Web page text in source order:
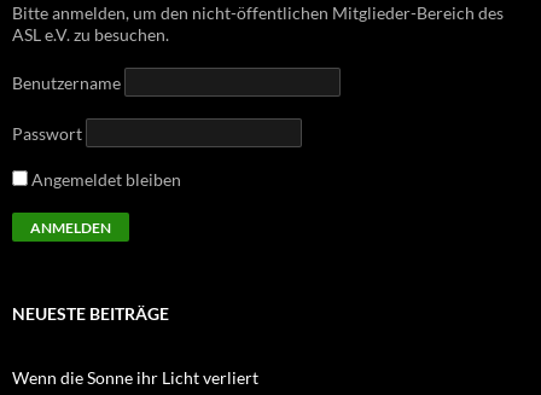
Bitte anmelden, um den nicht-öffentlichen Mitglieder-Bereich des
ASL e.V. zu besuchen.
Benutzername
Passwort
Angemeldet bleiben
NEUESTE BEITRÄGE
Wenn die Sonne ihr Licht verliert